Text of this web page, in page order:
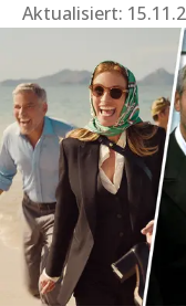
Aktualisiert: